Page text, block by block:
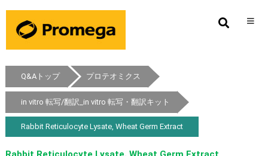
Q&Aトップ プロテオミクス
in vitro 転写/翻訳_in vitro 転写・翻訳キット
Rabbit Reticulocyte Lysate, Wheat Germ Extract